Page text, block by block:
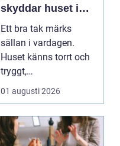
skyddar huset i
längden
Ett bra tak märks
sällan i vardagen.
Huset känns torrt och
tryggt,
inomhusklimatet
fungerar och ener...
01 augusti 2026